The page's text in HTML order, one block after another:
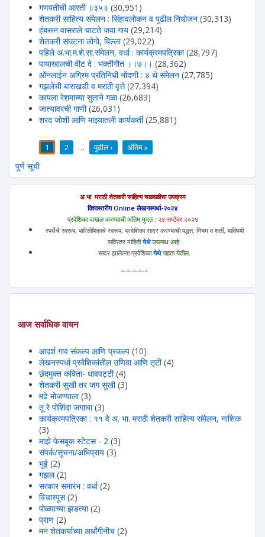
गणपतीची आरती ॥३५॥ (30,951)
शेतकरी साहित्य संमेलन : सिंहावलोकन व पुढील नियोजन (30,313)
हंबरून वासराले चाटते जवा गाय (29,214)
शेतकरी संघटना लोगो, बिल्ला (29,022)
पहिले अ.भा.म.शे.सा.संमेलन, वर्धा : कार्यक्रमपत्रिका (28,797)
पायाखालची वीट दे : भक्तीगीत ।।७।। (28,362)
ऑनलाईन अग्रिम प्रतिनिधी नोंदणी : ४ थे संमेलन (27,785)
गझलेची बाराखडी व मराठी वृत्ते (27,394)
कापला रेशमाच्या सुताने गळा (26,683)
जात्यावरची गाणी (26,031)
शरद जोशी आणि माझ्यातली कार्यकर्ती (25,881)
1 2 … पुढील › अंतिम »
पुर्ण सूची
अ.भा. मराठी शेतकरी साहित्य चळवळीचा उपक्रम
विश्वस्तरीय Online लेखनस्पर्धा-२०२४
प्रवेशिका दाखल करण्याची अंतिम मुदत : २४ सप्टेंबर २०२४
स्पर्धेचे स्वरूप, पारितोषिकाचे स्वरूप, प्रवेशिका सादर करण्याची पद्धत, नियम व शर्ती, याविषयी
सविस्तर माहितीयेथेउपलब्ध आहे.
सादर झालेल्या प्रवेशिकायेथेपाहता येतील.
=-=-=-=-=
आज सर्वाधिक वाचन
आदर्श गाव संकल्प आणि प्रकल्प (10)
लेखनस्पर्धा प्रवेशिकांतील उणिवा आणि तृटी (4)
छंदमुक्त कविता- धावपट्टी (4)
शेतकरी सुखी तर जग सुखी (3)
मढे मोजण्याला (3)
तू रे पोशिंदा जगाचा(3)
कार्यक्रमपत्रिका : ११ वे अ. भा. मराठी शेतकरी साहित्य संमेलन, नाशिक
(3)
माझे फेसबूक स्टेटस - 2 (3)
संपर्क/सुचना/अभिप्राय (3)
भुई (2)
गझल (2)
सत्कार समारंभ : वर्धा (2)
विचारपूस (2)
पोळ्याच्या झडत्या (2)
प्राण (2)
मन शेतकर्याच्या अर्धांगीनीच (2)